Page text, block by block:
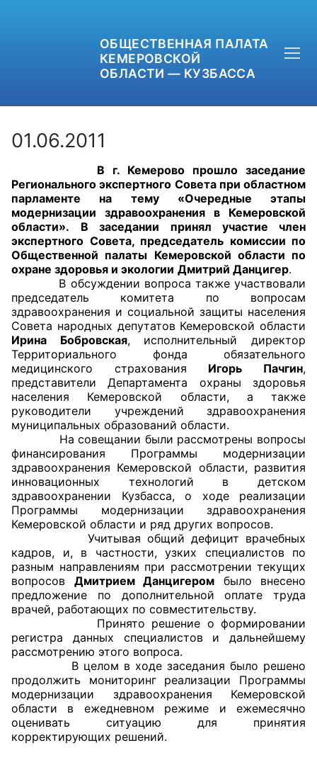
ОБЩЕСТВЕННАЯ ПАЛАТА
КЕМЕРОВСКОЙ
ОБЛАСТИ — КУЗБАССА
+7 (3842) 58-82-40
OPKO42@BK.RU
ОБРАТНАЯ СВЯЗЬ
Главная
Общественные советы
Общественные советы при территориальных
органах федеральных органов
исполнительной власти
Общественные советы по проведению
независимой оценки качества условий
оказания услуг
Структура Палаты
Комиссии
Экспертный совет ОП КО
Совет ОП КО
Общественный штаб
Члены ОП КО
01.06.2011
В г. Кемерово прошло заседание
Регионального экспертного Совета при областном
парламенте на тему «Очередные этапы
модернизации здравоохранения в Кемеровской
области».
В заседании принял участие член
экспертного Совета, председатель комиссии по
Общественной палаты Кемеровской области по
охране здоровья и экологии Дмитрий Данцигер.
В обсуждении вопроса также участвовали
председатель комитета по вопросам
здравоохранения и социальной защиты населения
Совета народных депутатов Кемеровской области
Ирина Бобровская, исполнительный директор
Территориального фонда обязательного
медицинского страхования Игорь Пачгин,
представители Департамента охраны здоровья
населения Кемеровской области, а также
руководители учреждений здравоохранения
муниципальных образований области.
На совещании были рассмотрены вопросы
финансирования Программы модернизации
здравоохранения Кемеровской области, развития
инновационных технологий в детском
здравоохранении Кузбасса, о ходе реализации
Программы модернизации здравоохранения
Кемеровской области и ряд других вопросов.
Учитывая общий дефицит врачебных
кадров, и, в частности, узких специалистов по
разным направлениям при рассмотрении текущих
вопросов Дмитрием Данцигером было внесено
предложение по дополнительной оплате труда
врачей, работающих по совместительству.
Принято решение о формировании
регистра данных специалистов и дальнейшему
рассмотрению этого вопроса.
В целом в ходе заседания было решено
продолжить мониторинг реализации Программы
модернизации здравоохранения Кемеровской
области в ежедневном режиме и ежемесячно
оценивать ситуацию для принятия
корректирующих решений.